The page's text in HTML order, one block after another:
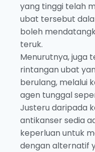
yang tinggi telah
ubat tersebut
boleh
teruk.
Menurutnya, juga
rintangan ubat
berulang, melalui
agen tunggal
Justeru daripada
antikanser sedia
keperluan untuk
dengan alternatif